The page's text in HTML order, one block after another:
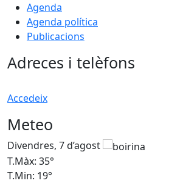
Agenda
Agenda política
Publicacions
Adreces i telèfons
Accedeix
Meteo
Divendres, 7 d’agost
T.Màx: 35°
T.Min: 19°